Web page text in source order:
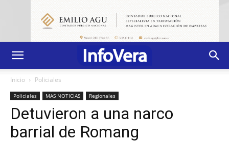
Inicio Policiales
Policiales MAS NOTICIAS Regionales
Detuvieron a una narco
barrial de Romang